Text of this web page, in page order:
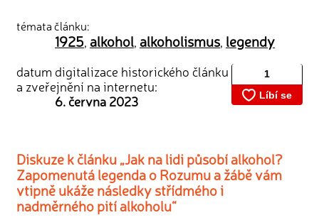
témata článku:
1925, alkohol, alkoholismus, legendy
datum digitalizace historického článku
a zveřejnění na internetu:
6. června 2023
Diskuze k článku „Jak na lidi působí alkohol?
Zapomenutá legenda o Rozumu a žábě vám
vtipně ukáže následky střídmého i
nadměrného pití alkoholu“